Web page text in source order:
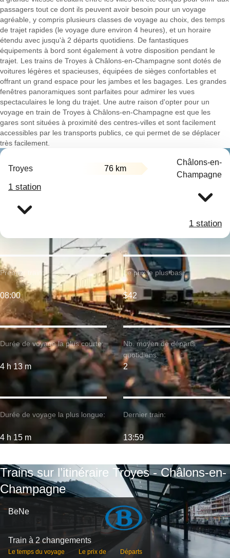
passagers tout ce dont ils peuvent avoir besoin pour un voyage
agréable, y compris plusieurs classes de voyage au choix, des temps
de trajet rapides (le voyage dure environ 4 heures), et un horaire
étendu avec jusqu'à 2 départs quotidiens. De fantastiques
équipements à bord sont également à votre disposition pendant le
trajet. Les trains de Troyes à Châlons-en-Champagne sont dotés de
voitures légères et spacieuses, équipées de sièges confortables et
offrant un grand espace pour les jambes et les bagages. Les grandes
fenêtres panoramiques sont parfaites pour admirer les vues
spectaculaires le long du trajet. Une autre raison d'opter pour un
voyage en train de Troyes à Châlons-en-Champagne est que les
gares sont situées à proximité des centres-villes et sont facilement
accessibles par les transports publics, ce qui permet de se déplacer
très facilement.
Troyes 76 km
Châlons-en-
Champagne
1 station
1 station
Durée de voyage la plus courte:
4 h 13 m
Premier train:
08:00
Durée de voyage la plus longue:
4 h 15 m
Le prix le plus bas:
$42
Nb. moyen de départs
quotidiens:
2
Dernier train:
13:59
Trains sur l’itinéraire Troyes - Châlons-en-
Champagne
BeNe
Train à 2 changements
Le temps du voyage Le prix de Départs